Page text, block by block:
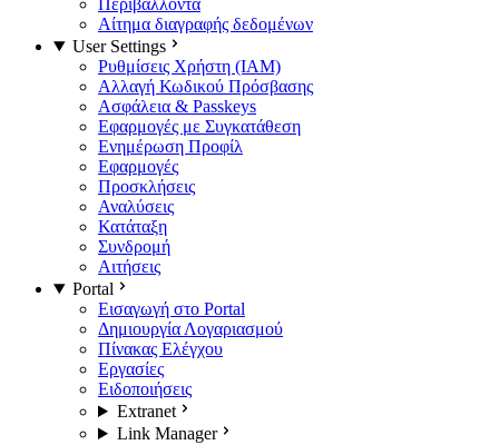
Περιβάλλοντα
Αίτημα διαγραφής δεδομένων
User Settings
Ρυθμίσεις Χρήστη (IAM)
Αλλαγή Κωδικού Πρόσβασης
Ασφάλεια & Passkeys
Εφαρμογές με Συγκατάθεση
Ενημέρωση Προφίλ
Εφαρμογές
Προσκλήσεις
Αναλύσεις
Κατάταξη
Συνδρομή
Αιτήσεις
Portal
Εισαγωγή στο Portal
Δημιουργία Λογαριασμού
Πίνακας Ελέγχου
Εργασίες
Ειδοποιήσεις
Extranet
Link Manager